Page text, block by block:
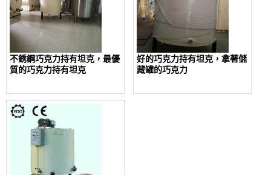
不銹鋼巧克力持有坦克，最優
質的巧克力持有坦克
好的巧克力持有坦克，拿著儲
藏罐的巧克力